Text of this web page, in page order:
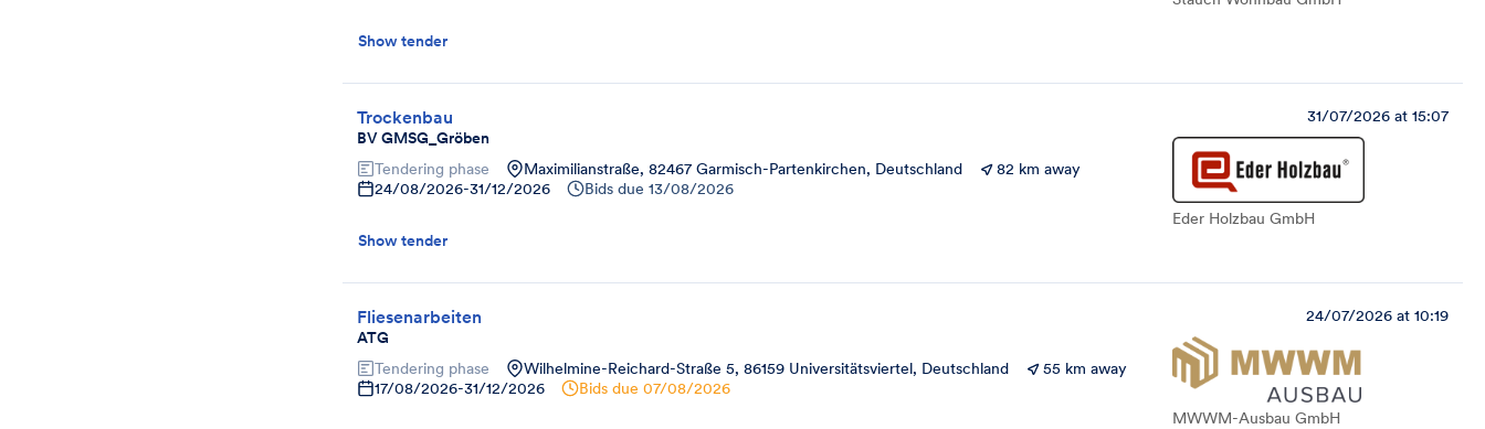
Show tender
Trockenbau
BV GMSG_Gröben
31/07/2026 at 15:07
Tendering phase Maximilianstraße, 82467 Garmisch-Partenkirchen, Deutschland
82 km away
24/08/2026-31/12/2026 Bids due 13/08/2026
Eder Holzbau GmbH
Show tender
Fliesenarbeiten
ATG
24/07/2026 at 10:19
Tendering phase Wilhelmine-Reichard-Straße 5, 86159 Universitätsviertel, Deutschland
55 km away
17/08/2026-31/12/2026 Bids due 07/08/2026
MWWM-Ausbau GmbH